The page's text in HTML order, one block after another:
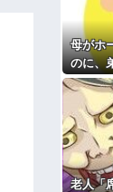
美人の部類だった
セルっと！」←
ｗｗｗｗ
プを作って大盛り
入れにくるやつ
ぶつけられた。
弁償してもらう
アがヤバすぎる
母がホ
のに、
いでと
老人「